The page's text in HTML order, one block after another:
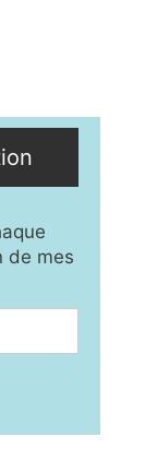
de mes